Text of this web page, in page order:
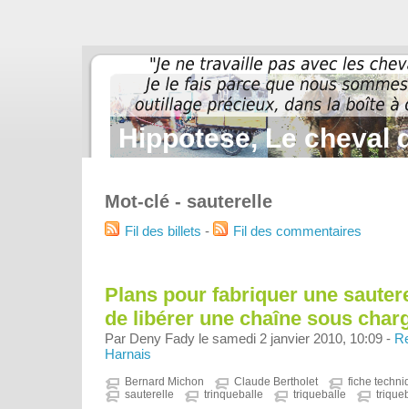
Hippotese, Le cheval
Mot-clé - sauterelle
Fil des billets - Fil des commentaires
Plans pour fabriquer une
de libérer une chaîne sous
Par Deny Fady le samedi 2 janvier 2010, 10:09 -
Harnais
Bernard Michon Claude Bertholet
fiche
sauterelle
trinqueballe triqueballe